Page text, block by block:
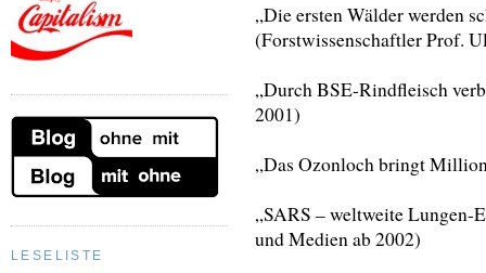
LESELISTE
„Die ersten Wälder werden
(Forstwissenschaftler Prof.
„Durch BSE-Rindfleisch
2001)
„Das Ozonloch bringt
„SARS – weltweite Lungen-
und Medien ab 2002)